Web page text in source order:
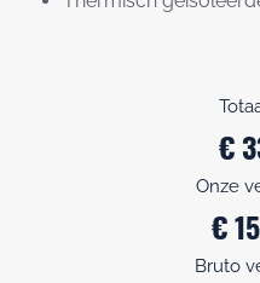
€
Onze
€
Bruto